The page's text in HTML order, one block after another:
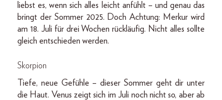
liebst es, wenn sich alles leicht anfühlt – und genau das
bringt der Sommer 2025. Doch Achtung: Merkur wird
am 18. Juli für drei Wochen rückläufig. Nicht alles sollte
gleich entschieden werden.
Skorpion
Tiefe, neue Gefühle – dieser Sommer geht dir unter
die Haut. Venus zeigt sich im Juli noch nicht so, aber ab